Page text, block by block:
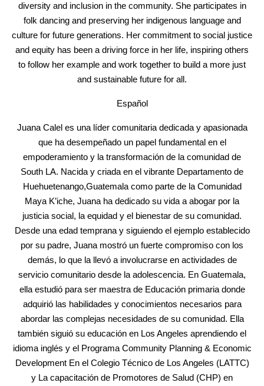
diversity and inclusion in the community. She participates in
folk dancing and preserving her indigenous language and
culture for future generations. Her commitment to social justice
and equity has been a driving force in her life, inspiring others
to follow her example and work together to build a more just
and sustainable future for all.
Español
Juana Calel es una líder comunitaria dedicada y apasionada
que ha desempeñado un papel fundamental en el
empoderamiento y la transformación de la comunidad de
South LA. Nacida y criada en el vibrante Departamento de
Huehuetenango,Guatemala como parte de la Comunidad
Maya K’iche, Juana ha dedicado su vida a abogar por la
justicia social, la equidad y el bienestar de su comunidad.
Desde una edad temprana y siguiendo el ejemplo establecido
por su padre, Juana mostró un fuerte compromiso con los
demás, lo que la llevó a involucrarse en actividades de
servicio comunitario desde la adolescencia. En Guatemala,
ella estudió para ser maestra de Educación primaria donde
adquirió las habilidades y conocimientos necesarios para
abordar las complejas necesidades de su comunidad. Ella
también siguió su educación en Los Angeles aprendiendo el
idioma inglés y el Programa Community Planning & Economic
Development En el Colegio Técnico de Los Angeles (LATTC)
y La capacitación de Promotores de Salud (CHP) en